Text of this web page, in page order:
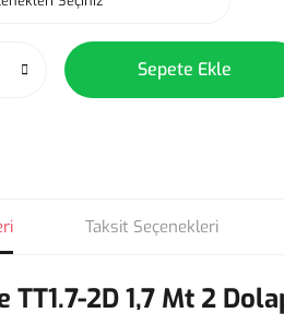
Sepete Ekle
Taksit Seçenekleri
2D 1,7 Mt 2